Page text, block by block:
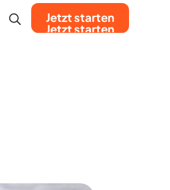
Jetzt starten
Jetzt starten